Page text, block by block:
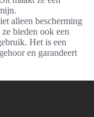
alleen bescherming
bieden ook een
Het is een
en garandeert